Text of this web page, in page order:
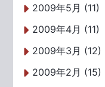
2009年5月 (11)
2009年4月 (11)
2009年3月 (12)
2009年2月 (15)